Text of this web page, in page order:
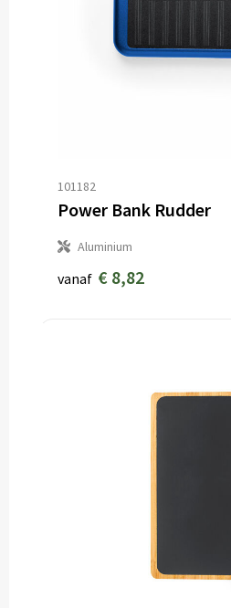
101182
Power Bank Rudder
Aluminium
vanaf € 8,82